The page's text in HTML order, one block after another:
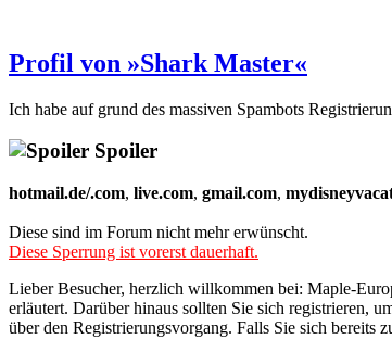
Profil von »Shark Master«
Ich habe auf grund des massiven Spambots
Spoiler
hotmail.de/.com, live.com, gmail.com,
Diese sind im Forum nicht mehr erwünscht.
Diese Sperrung ist vorerst dauerhaft.
Lieber Besucher, herzlich willkommen bei: Maple-
erläutert. Darüber hinaus sollten Sie sich registrieren,
über den Registrierungsvorgang. Falls Sie sich bereits